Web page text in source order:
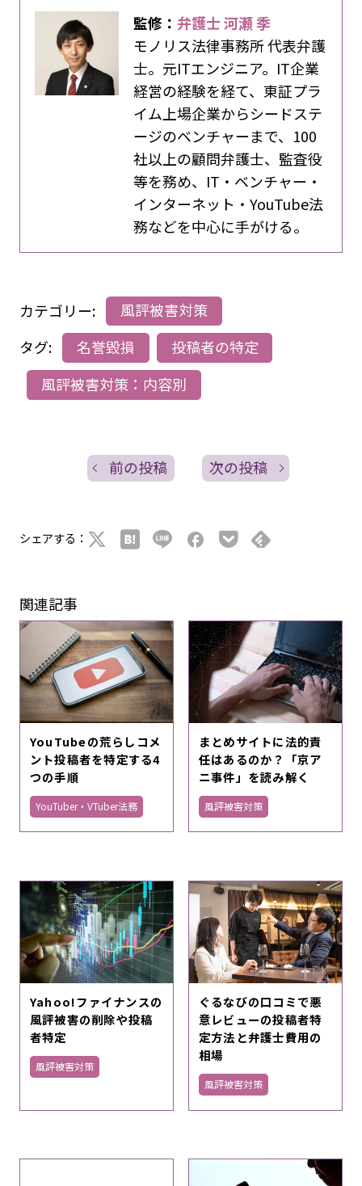
監修：弁護士 河瀬 季
モノリス法律事務所 代表弁護
士。元ITエンジニア。IT企業
経営の経験を経て、東証プラ
イム上場企業からシードステ
ージのベンチャーまで、100
社以上の顧問弁護士、監査役
等を務め、IT・ベンチャー・
インターネット・YouTube法
務などを中心に手がける。
カテゴリー:
風評被害対策
タグ:
名誉毀損
投稿者の特定
風評被害対策：内容別
前の投稿 次の投稿
シェアする：
関連記事
YouTubeの荒らしコメ
ント投稿者を特定する4
つの手順
YouTuber・VTuber法務
まとめサイトに法的責
任はあるのか？「京ア
ニ事件」を読み解く
風評被害対策
Yahoo!ファイナンスの
風評被害の削除や投稿
者特定
風評被害対策
ぐるなびの口コミで悪
意レビューの投稿者特
定方法と弁護士費用の
相場
風評被害対策